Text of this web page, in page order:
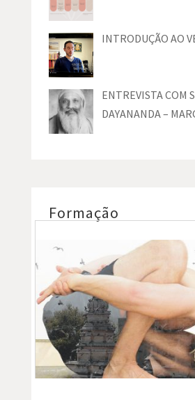
INTRODUÇÃO AO
ENTREVISTA COM
DAYANANDA –
Formação